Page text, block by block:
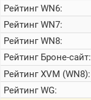
Теlegram
ВК
Портал
Мира
Танков
РейтингWN6:
РейтингWN7:
РейтингWN8:
РейтингБроне-сайт:
РейтингXVM (WN8):
РейтингWG: